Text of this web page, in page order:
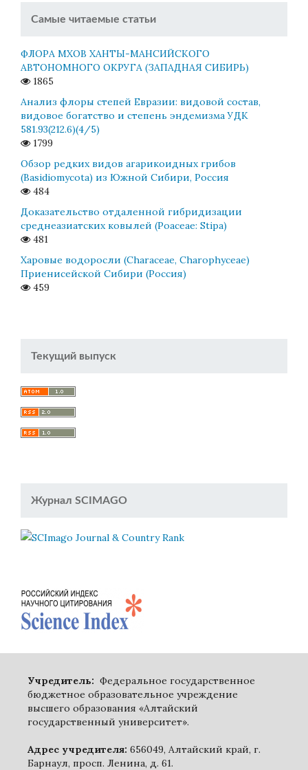
Самые читаемые статьи
ФЛОРА МХОВ ХАНТЫ-МАНСИЙСКОГО
АВТОНОМНОГО ОКРУГА (ЗАПАДНАЯ СИБИРЬ)
1865
Анализ флоры степей Евразии: видовой состав,
видовое богатство и степень эндемизма УДК
581.93(212.6)(4/5)
1799
Обзор редких видов агарикоидных грибов
(Basidiomycota) из Южной Сибири, Россия
484
Доказательство отдаленной гибридизации
среднеазиатских ковылей (Poaceae: Stipa)
481
Харовые водоросли (Characeae, Charophyceae)
Приенисейской Сибири (Россия)
459
Текущий выпуск
Журнал SCIMAGO
Учредитель: Федеральное государственное
бюджетное образовательное учреждение
высшего образования «Алтайский
государственный университет».
Адрес учредителя: 656049, Алтайский край, г.
Барнаул, просп. Ленина, д. 61.